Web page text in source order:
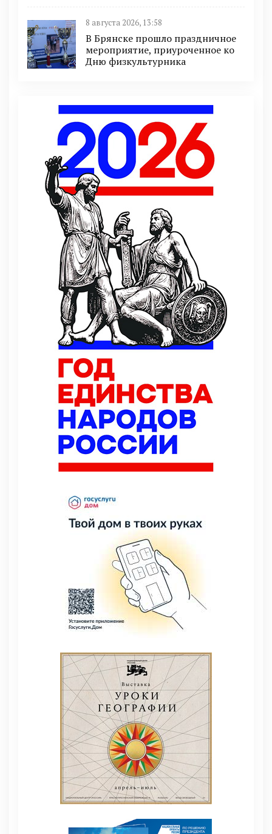
8 августа 2026, 13:58
В Брянске прошло праздничное
мероприятие, приуроченное ко
Дню физкультурника